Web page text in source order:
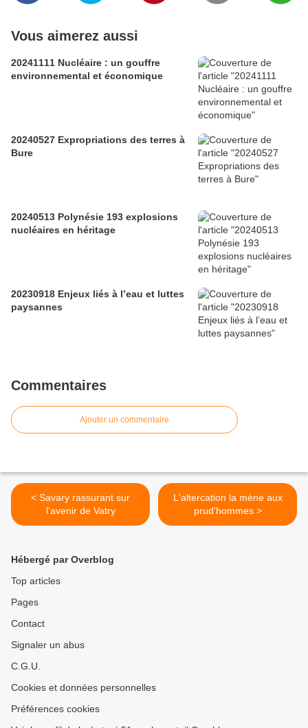
Vous aimerez aussi
20241111 Nucléaire : un gouffre
environnemental et économique
20240527 Expropriations des terres à
Bure
20240513 Polynésie 193 explosions
nucléaires en héritage
20230918 Enjeux liés à l’eau et luttes
paysannes
Commentaires
Ajouter un commentaire
< Savary rassurant sur
l'avenir de Vatry
L'altercation la mène aux
prud'hommes >
Hébergé par Overblog
Top articles
Pages
Contact
Signaler un abus
C.G.U.
Cookies et données personnelles
Préférences cookies